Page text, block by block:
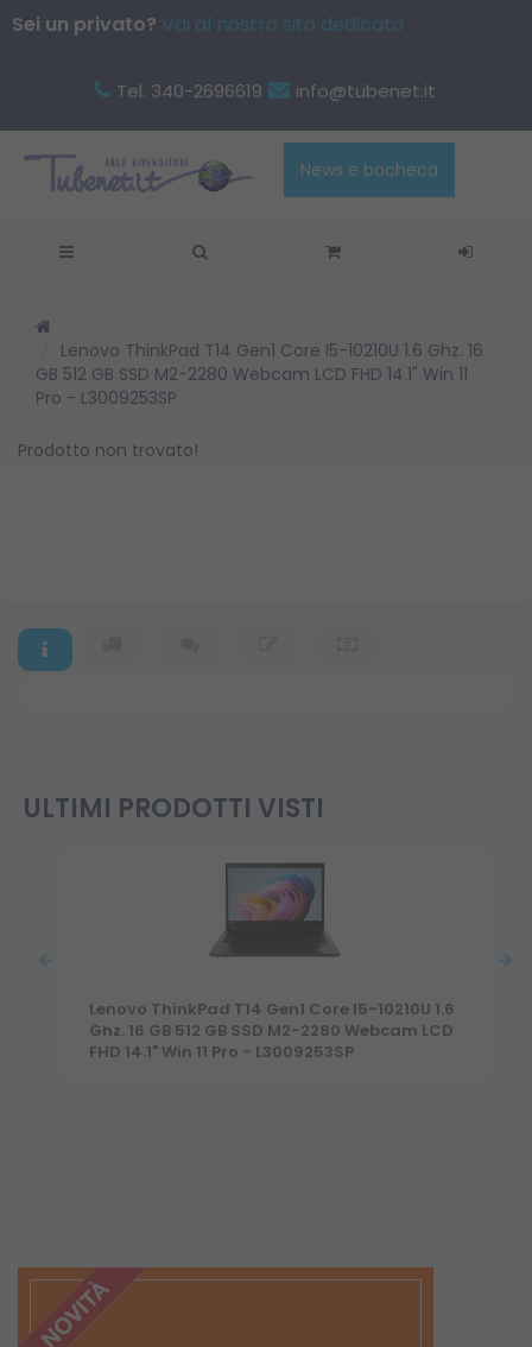
Sei un privato? Vai al nostro sito dedicato
Tel. 340-2696619 info@tubenet.it
News e bacheca
Lenovo ThinkPad T14 Gen1 Core I5-10210U 1.6 Ghz. 16
GB 512 GB SSD M2-2280 Webcam LCD FHD 14.1" Win 11
Pro - L3009253SP
Prodotto non trovato!
ULTIMI PRODOTTI VISTI
Lenovo ThinkPad T14 Gen1 Core I5-10210U 1.6
Ghz. 16 GB 512 GB SSD M2-2280 Webcam LCD
FHD 14.1" Win 11 Pro - L3009253SP